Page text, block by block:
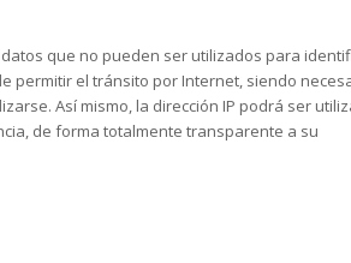
que no pueden ser utilizados para
permitir el tránsito por Internet, siendo
Así mismo, la dirección IP podrá ser
de forma totalmente transparente a su